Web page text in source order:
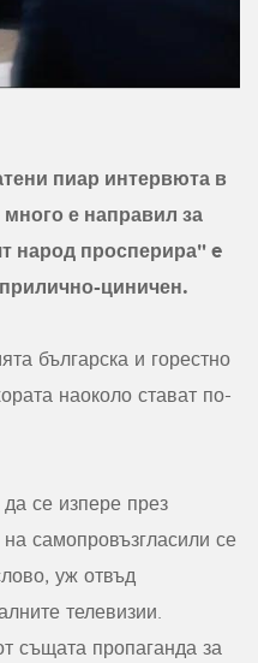
пиар интервюта в
е направил за
народ просперира" e
циничен.
българска и горестно
наоколо стават по-
се изпере през
самопровъзгласили се
уж отвъд
телевизии.
същата пропаганда за